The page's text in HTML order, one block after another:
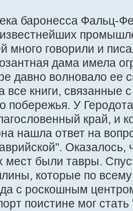
баронесса Фальц-
много говорили и
дама имела
давно волновало ее
все книги, связанные
побережья. У
край, и
нашла ответ на
мест были тавры.
которые по
с роскошным
поистине мог